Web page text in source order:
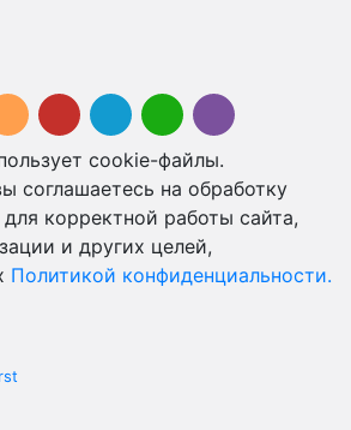
cookie-файлы.
соглашаетесь на обработку
корректной работы сайта,
и других целей,
Политикой конфиденциальности.